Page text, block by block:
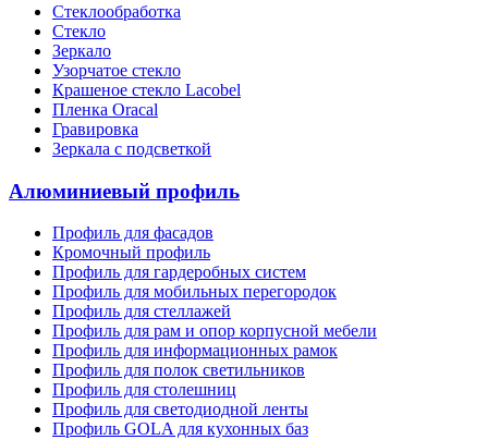
Стеклообработка
Стекло
Зеркало
Узорчатое стекло
Крашеное стекло Lacobel
Пленка Oracal
Гравировка
Зеркала с подсветкой
Алюминиевый профиль
Профиль для фасадов
Кромочный профиль
Профиль для гардеробных систем
Профиль для мобильных перегородок
Профиль для стеллажей
Профиль для рам и опор корпусной мебели
Профиль для информационных рамок
Профиль для полок светильников
Профиль для столешниц
Профиль для светодиодной ленты
Профиль GOLA для кухонных баз